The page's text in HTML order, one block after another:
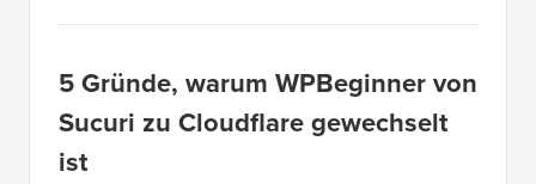
5 Gründe, warum WPBeginner von
Sucuri zu Cloudflare gewechselt
ist